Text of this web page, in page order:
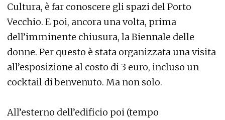
Cultura, è far conoscere gli spazi del Porto
Vecchio. E poi, ancora una volta, prima
dell’imminente chiusura, la Biennale delle
donne. Per questo è stata organizzata una visita
all’esposizione al costo di 3 euro, incluso un
cocktail di benvenuto. Ma non solo.
All’esterno dell’edificio poi (tempo